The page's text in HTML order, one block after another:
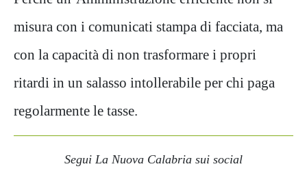
misura con i comunicati stampa di facciata, ma
con la capacità di non trasformare i propri
ritardi in un salasso intollerabile per chi paga
regolarmente le tasse.
Segui La Nuova Calabria sui social